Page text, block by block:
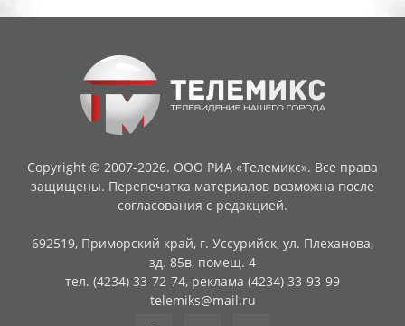
Copyright © 2007-2026. ООО РИА «Телемикс». Все права
защищены. Перепечатка материалов возможна после
согласования с редакцией.
692519, Приморский край, г. Уссурийск, ул. Плеханова,
зд. 85в, помещ. 4
тел. (4234) 33-72-74, реклама (4234) 33-93-99
telemiks@mail.ru